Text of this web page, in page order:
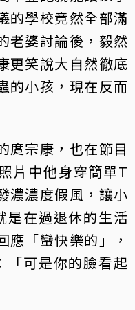
的學校竟然全部滿
老婆討論後，毅然
更笑說大自然徹底
的小孩，現在反而
庹宗康，也在節目
片中他身穿簡單T
濃濃度假風，讓小
是在過退休的生活
應「蠻快樂的」，
「可是你的臉看起